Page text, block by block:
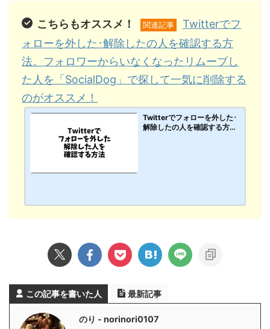
こちらもオススメ！ 関連記事
Twitterでフ
ォローを外した･解除したの人を確認する方
法。フォロワーからいなくなったリムーブし
た人を「SocialDog」で探して一気に削除する
のがオススメ！
Twitterでフォローを外した･
解除したの人を確認する方
この記事を書いた人 最新記事
のり - norinori0107